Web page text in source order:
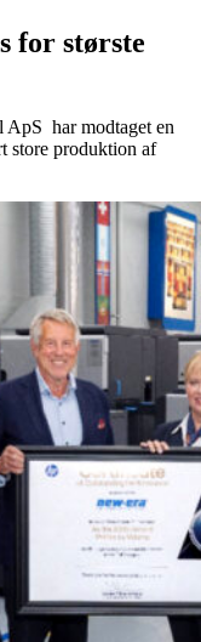
for største
ApS har modtaget en
store produktion af